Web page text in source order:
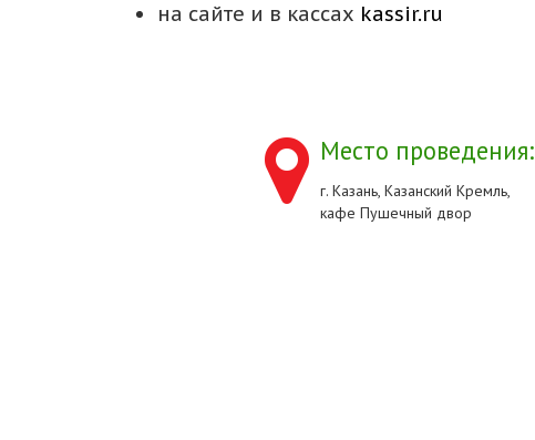
на сайте и в кассах kassir.ru
Место проведения:
г. Казань, Казанский Кремль,
кафе Пушечный двор